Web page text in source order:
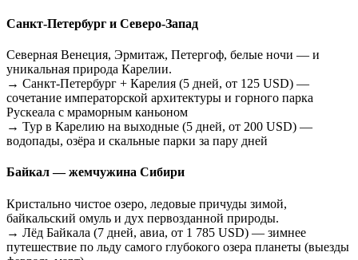
Санкт-Петербург и Северо-Запад
Северная Венеция, Эрмитаж, Петергоф, белые ночи — и
уникальная природа Карелии.
→ Санкт-Петербург + Карелия (5 дней, от 125 USD) —
сочетание императорской архитектуры и горного парка
Рускеала с мраморным каньоном
→ Тур в Карелию на выходные (5 дней, от 200 USD) —
водопады, озёра и скальные парки за пару дней
Байкал — жемчужина Сибири
Кристально чистое озеро, ледовые причуды зимой,
байкальский омуль и дух первозданной природы.
→ Лёд Байкала (7 дней, авиа, от 1 785 USD) — зимнее
путешествие по льду самого глубокого озера планеты (выезды